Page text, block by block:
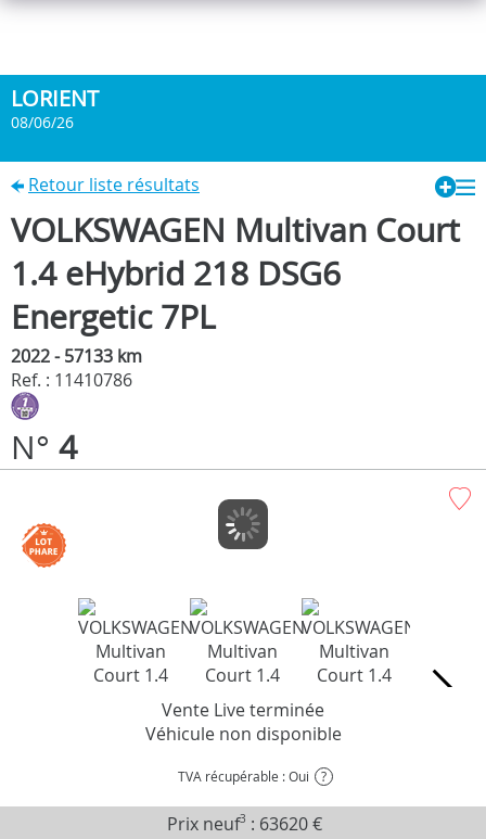
LORIENT
08/06/26
Retour liste résultats
VOLKSWAGEN Multivan Court
1.4 eHybrid 218 DSG6
Energetic 7PL
2022 - 57133 km
Ref. : 11410786
N° 4
Vente Live terminée
Véhicule non disponible
TVA récupérable : Oui ?
Prix neuf3 : 63620 €